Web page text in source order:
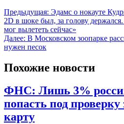
Предыдущая: Эдамс о нокауте
2D в шоке был, за голову
мог вылететь сейчас»
Далее: В Московском зоопарке
нужен песок
Похожие новости
ФНС: Лишь 3%
попасть под
карту